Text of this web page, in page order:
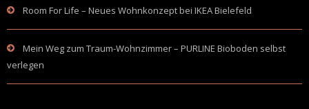
Room For Life – Neues Wohnkonzept bei IKEA Bielefeld
Mein Weg zum Traum-Wohnzimmer – PURLINE Bioboden selbst
verlegen